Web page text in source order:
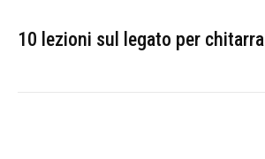
10 lezioni sul legato per chitarra